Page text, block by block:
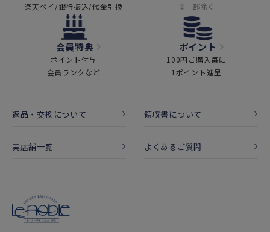
楽天ペイ/銀行振込/代金引換
※一部除く
会員特典
ポイント付与
会員ランクなど
ポイント
100円ご購入毎に
1ポイント進呈
返品・交換について 領収書について
実店舗一覧 よくあるご質問